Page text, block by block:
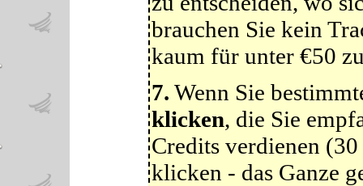
brauchen Sie kein
kaum für unter €50
7. Wenn Sie
klicken, die Sie
Credits verdienen
klicken - das Ganze